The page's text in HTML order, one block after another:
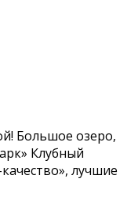
Большое озеро,
Клубный
лучшие